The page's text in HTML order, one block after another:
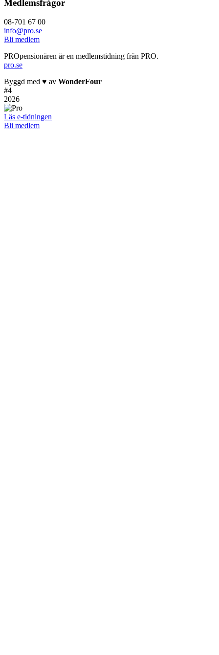
Medlemsfrågor
08-701 67 00
info@pro.se
Bli medlem
PROpensionären är en medlemstidning från PRO.
pro.se
Byggd med ♥ av WonderFour
#4
2026
Läs e-tidningen
Bli medlem